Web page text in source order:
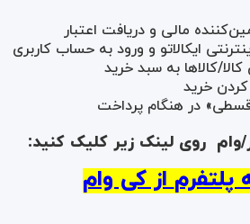
وام روی لینک زیر کلیک کنید:
پلتفرماز کی وام